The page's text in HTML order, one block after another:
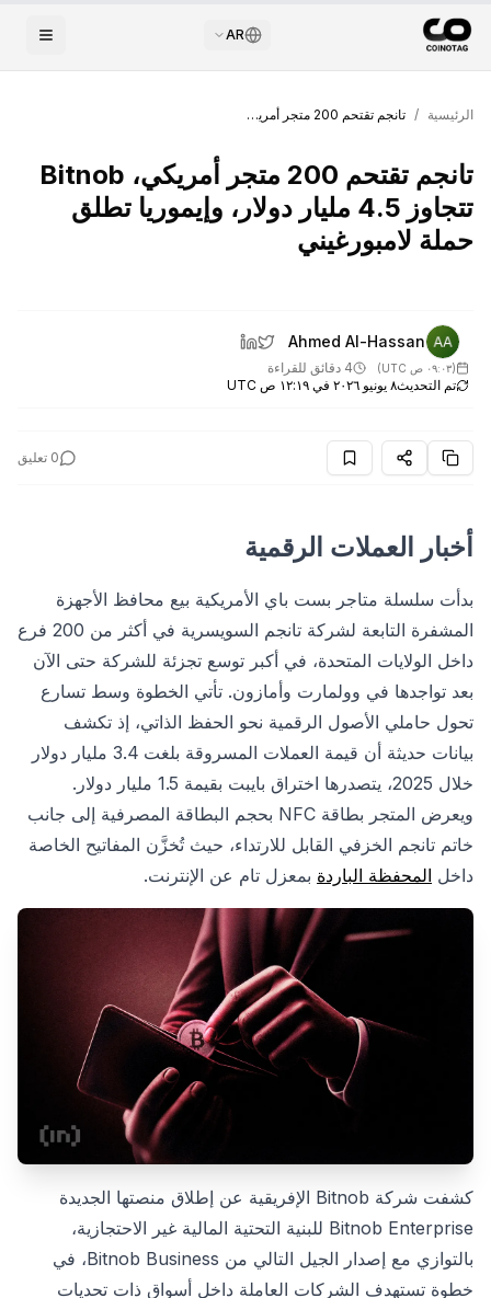
AR
الرئيسية / تانجم تقتحم 200 متجر أمريكي، Bitnob تتجاوز 4.5 مليار دولار، وإيموريا تطلق حملة لامبورغيني
تانجم تقتحم 200 متجر أمريكي، Bitnob
تتجاوز 4.5 مليار دولار، وإيموريا تطلق
حملة لامبورغيني
Ahmed Al-Hassan
(٠٩:٠٣ ص UTC )
4 دقائق للقراءة
تم التحديث٨ يونيو ٢٠٢٦ في ١٢:١٩ ص UTC
0 تعليق
أخبار العملات الرقمية
بدأت سلسلة متاجر بست باي الأمريكية بيع محافظ الأجهزة
المشفرة التابعة لشركة تانجم السويسرية في أكثر من 200 فرع
داخل الولايات المتحدة، في أكبر توسع تجزئة للشركة حتى الآن
بعد تواجدها في وولمارت وأمازون. تأتي الخطوة وسط تسارع
تحول حاملي الأصول الرقمية نحو الحفظ الذاتي، إذ تكشف
بيانات حديثة أن قيمة العملات المسروقة بلغت 3.4 مليار دولار
خلال 2025، يتصدرها اختراق بايبت بقيمة 1.5 مليار دولار.
ويعرض المتجر بطاقة NFC بحجم البطاقة المصرفية إلى جانب
خاتم تانجم الخزفي القابل للارتداء، حيث تُخزَّن المفاتيح الخاصة
داخل المحفظة الباردة بمعزل تام عن الإنترنت.
كشفت شركة Bitnob الإفريقية عن إطلاق منصتها الجديدة
Bitnob Enterprise للبنية التحتية المالية غير الاحتجازية،
بالتوازي مع إصدار الجيل التالي من Bitnob Business، في
خطوة تستهدف الشركات العاملة داخل أسواق ذات تحديات